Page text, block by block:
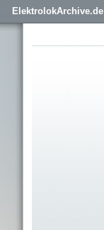
ElektrolokArchive.de